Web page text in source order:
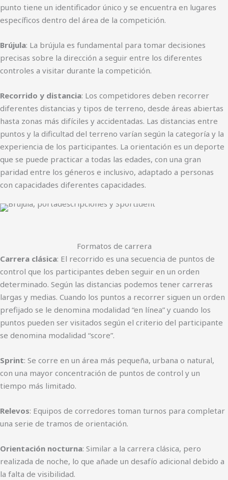
punto tiene un identificador único y se encuentra en lugares
específicos dentro del área de la competición.
Brújula: La brújula es fundamental para tomar decisiones
precisas sobre la dirección a seguir entre los diferentes
controles a visitar durante la competición.
Recorrido y distancia: Los competidores deben recorrer
diferentes distancias y tipos de terreno, desde áreas abiertas
hasta zonas más difíciles y accidentadas. Las distancias entre
puntos y la dificultad del terreno varían según la categoría y la
experiencia de los participantes. La orientación es un deporte
que se puede practicar a todas las edades, con una gran
paridad entre los géneros e inclusivo, adaptado a personas
con capacidades diferentes capacidades.
Formatos de carrera
Carrera clásica: El recorrido es una secuencia de puntos de
control que los participantes deben seguir en un orden
determinado. Según las distancias podemos tener carreras
largas y medias. Cuando los puntos a recorrer siguen un orden
prefijado se le denomina modalidad “en línea” y cuando los
puntos pueden ser visitados según el criterio del participante
se denomina modalidad “score”.
Sprint: Se corre en un área más pequeña, urbana o natural,
con una mayor concentración de puntos de control y un
tiempo más limitado.
Relevos: Equipos de corredores toman turnos para completar
una serie de tramos de orientación.
Orientación nocturna: Similar a la carrera clásica, pero
realizada de noche, lo que añade un desafío adicional debido a
la falta de visibilidad.